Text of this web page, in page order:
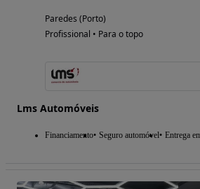
Paredes (Porto)
Profissional • Para o topo
Lms Automóveis
Financiamento Seguro automóvel Entrega